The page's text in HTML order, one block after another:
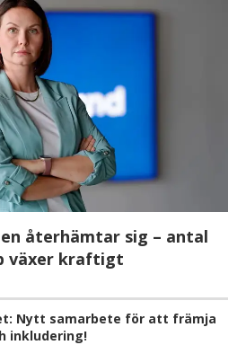
återhämtar sig – antal
växer kraftigt
Nytt samarbete för att främja
inkludering!